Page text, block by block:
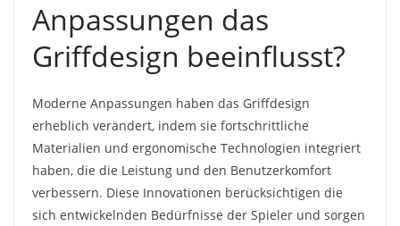
Anpassungen das
Griffdesign beeinflusst?
Moderne Anpassungen haben das Griffdesign
erheblich verändert, indem sie fortschrittliche
Materialien und ergonomische Technologien integriert
haben, die die Leistung und den Benutzerkomfort
verbessern. Diese Innovationen berücksichtigen die
sich entwickelnden Bedürfnisse der Spieler und sorgen